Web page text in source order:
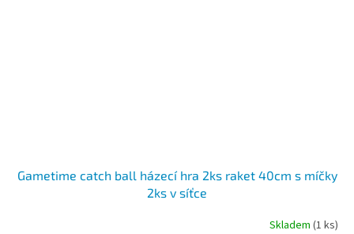
Gametime catch ball házecí hra 2ks raket 40cm s míčky
2ks v síťce
Skladem (1 ks)